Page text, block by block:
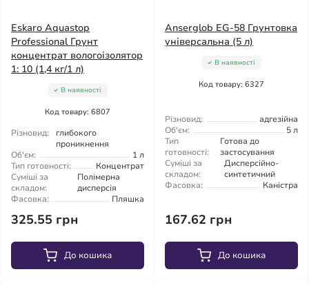
Eskaro Aquastop
Professional Грунт
концентрат вологоізолятор
1: 10 (1,4 кг/1 л)
В наявності
Код товару: 6807
Різновид:
глибокого
проникнення
Об'єм:
1 л
Тип готовності:
Концентрат
Суміші за
складом:
Полімерна
дисперсія
Фасовка:
Пляшка
325.55 грн
До кошика
Anserglob EG-58 Грунтовка
універсальна (5 л)
В наявності
Код товару: 6327
Різновид:
адгезійна
Об'єм:
5 л
Тип
готовності:
Готова до
застосування
Суміші за
складом:
Дисперсійно-
синтетичний
Фасовка:
Каністра
167.62 грн
До кошика